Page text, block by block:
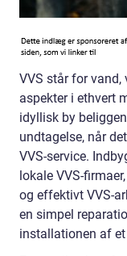
VVS står for vand,
aspekter i ethvert
idyllisk by
undtagelse, når
VVS-service.
lokale VVS-
og effektivt VVS-
en simpel
installationen af